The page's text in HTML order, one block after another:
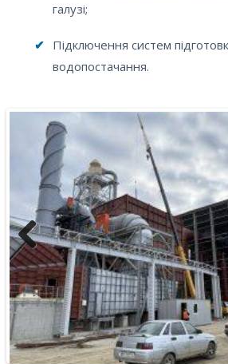
галузі;
✔ Підключення систем
водопостачання.
Previous